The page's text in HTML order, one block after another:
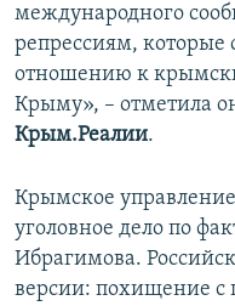
международного
репрессиям, которые
отношению к
Крыму», – отметила
Крым.Реалии.
Крымское
уголовное дело по
Ибрагимова.
версии: похищение с